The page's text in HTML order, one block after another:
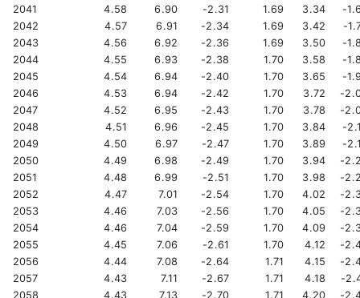
2041
4.58 6.90 -2.31 1.69 3.34
-
2042
4.57 6.91 -2.34 1.69 3.42
-
2043
4.56 6.92 -2.36 1.69 3.50
-
2044
4.55 6.93 -2.38 1.70 3.58
-
2045
4.54 6.94 -2.40 1.70 3.65
-
2046
4.53 6.94 -2.42 1.70 3.72
-
2047
4.52 6.95 -2.43 1.70 3.78
-
2048
4.51 6.96 -2.45 1.70 3.84
-
2049
4.50 6.97 -2.47 1.70 3.89
-
2050
4.49 6.98 -2.49 1.70 3.94
-
2051
4.48 6.99 -2.51 1.70 3.98
-
2052
4.47 7.01 -2.54 1.70 4.02
-
2053
4.46 7.03 -2.56 1.70 4.05
-
2054
4.46 7.04 -2.59 1.70 4.09
-
2055
4.45 7.06 -2.61 1.70 4.12
-
2056
4.44 7.08 -2.64 1.71 4.15
-
2057
4.43 7.11 -2.67 1.71 4.18
-
2058
4.43 7.13 -2.70 1.71 4.20
-